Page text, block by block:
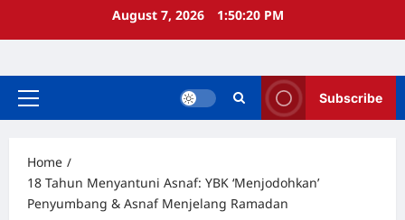
August 7, 2026 1:50:21 PM
Primary
Subscribe
Home
18 Tahun Menyantuni Asnaf: YBK ‘Menjodohkan’
Penyumbang & Asnaf Menjelang Ramadan